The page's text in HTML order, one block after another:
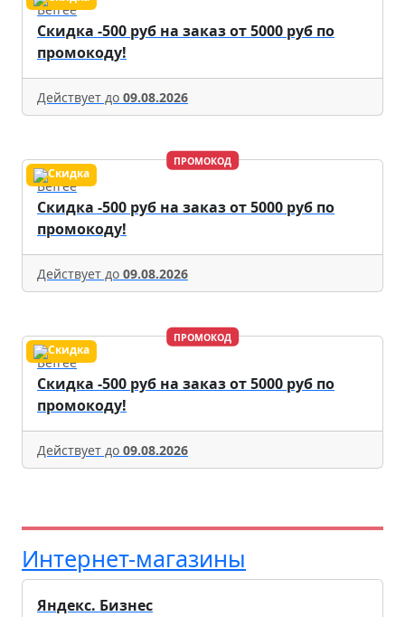
Befree
Скидка -500 руб на заказ от 5000 руб по
промокоду!
Действует до 09.08.2026
ПРОМОКОД
Befree
Скидка -500 руб на заказ от 5000 руб по
промокоду!
Действует до 09.08.2026
ПРОМОКОД
Befree
Скидка -500 руб на заказ от 5000 руб по
промокоду!
Действует до 09.08.2026
Интернет-магазины
Яндекс. Бизнес